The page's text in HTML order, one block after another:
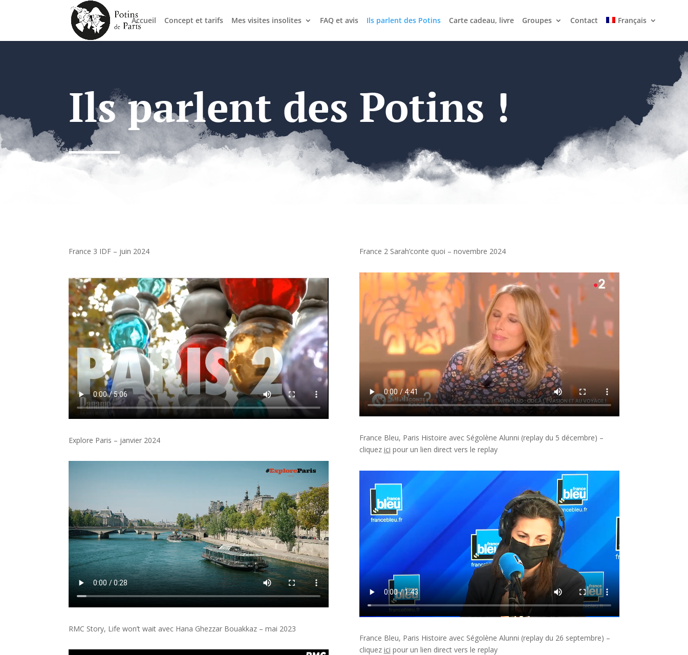
Accueil Concept et tarifs Mes visites insolites FAQ et avis Ils parlent des Potins Carte cadeau, livre Groupes Contact Français
Ils parlent des Potins !
France 3 IDF – juin 2024
Explore Paris – janvier 2024
RMC Story, Life won’t wait avec Hana Ghezzar Bouakkaz – mai 2023
France 2 Sarah’conte quoi – novembre 2024
France Bleu, Paris Histoire avec Ségolène Alunni (replay du 5 décembre) –
cliquez ici pour un lien direct vers le replay
France Bleu, Paris Histoire avec Ségolène Alunni (replay du 26 septembre) –
cliquez ici pour un lien direct vers le replay